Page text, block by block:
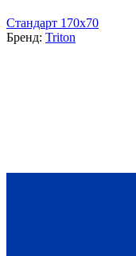
Стандарт 170х70
Бренд: Triton